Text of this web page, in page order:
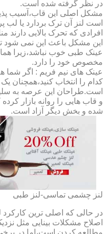
در نظر گرفته شده است.
مشکل اصلی این قاب،آسیب
است لنز آن ترک بردارد یا لب
افرادی که تحرک بالایی
این مشکل باعث این نمی شود
عینک طبی خوب نباشد،زیرا
مخصوص خود را دارد.
عینک های نیم فریم : اگر شما هم
کدام را انتخاب کنید،همچنان
است.طراحان این عرصه به
و قاب هایی را روانه بازار
شده و بخش دیگر آزاد است.
لنز چشمی تماسی-لنز طبی
در حالی که اصلی ترین
اصلاح مشکلات بینایی مثل
مطالعه کردن است،اما در برخی